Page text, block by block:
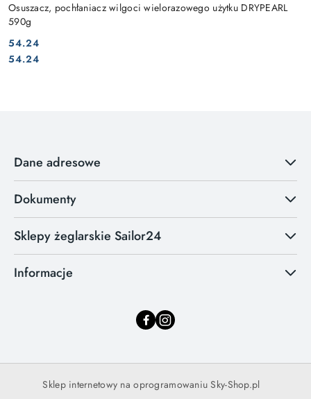
Osuszacz, pochłaniacz wilgoci wielorazowego użytku DRYPEARL
590g
Cena:
54.24
Cena:
54.24
Dane adresowe
Dokumenty
Sklepy żeglarskie Sailor24
Informacje
Sklep internetowy na oprogramowaniu Sky-Shop.pl